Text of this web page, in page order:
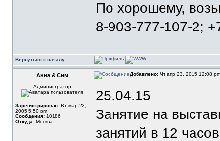
По хорошему,
8-903-777-107-2;
Вернуться к началу
Анна & Сим Добавлено: Чт апр 23, 2015 12:08
Администратор
Зарегистрирован: Вт мар 22,
2005 5:50 pm
Сообщения: 10186
Откуда: Москва
25.04.15
Занятие на
занятий в 12